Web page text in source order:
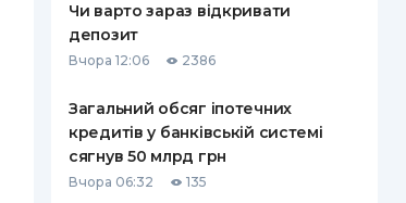
Чи варто зараз відкривати
депозит
Вчора 12:06 2386
Загальний обсяг іпотечних
кредитів у банківській системі
сягнув 50 млрд грн
Вчора 06:32 135